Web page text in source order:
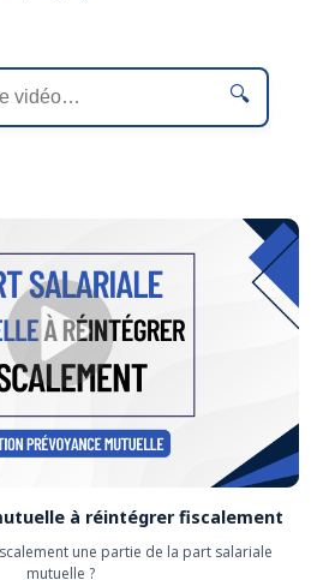
à réintégrer fiscalement
une partie de la part salariale
mutuelle ?